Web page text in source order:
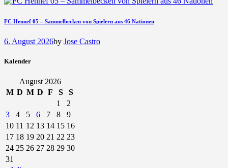
FC Hennef 05 – Sammelbecken von Spielern aus 46 Nationen
6. August 2026by Jose Castro
Kalender
August 2026
M D M D F S
S
1
2
3
4 5 6 7 8
9
10 11 12 13 14 15 16
17 18 19 20 21 22 23
24 25 26 27 28 29 30
31